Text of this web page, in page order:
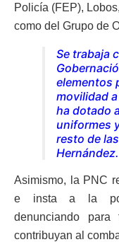
Policía (FEP),
como del Grupo de
Se trabaja
elementos
movilidad
ha dotado
uniformes
resto de
Hernández.
Asimismo, la PNC
e insta a la
denunciando para
contribuyan al